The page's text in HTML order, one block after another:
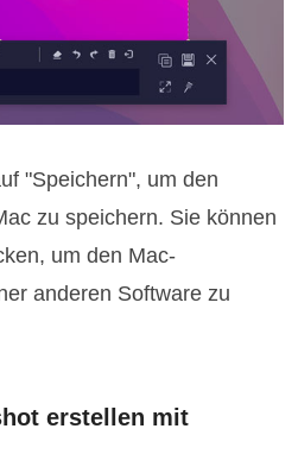
"Speichern", um den
zu speichern. Sie können
um den Mac-
anderen Software zu
erstellen mit